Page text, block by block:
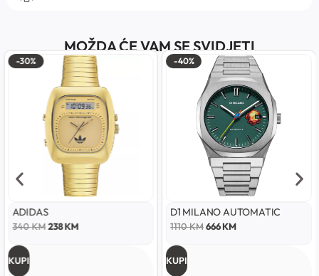
MOŽDA ĆE VAM SE SVIDJETI
-30%
ADIDAS
340KM238KM
KUPI
-40%
D1 MILANO AUTOMATIC
1110KM 666KM
KUPI